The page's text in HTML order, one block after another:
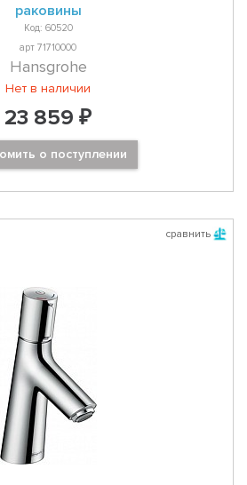
раковины
Код: 60520
арт 71710000
Hansgrohe
Нет в наличии
23 859 ₽
о поступлении
сравнить